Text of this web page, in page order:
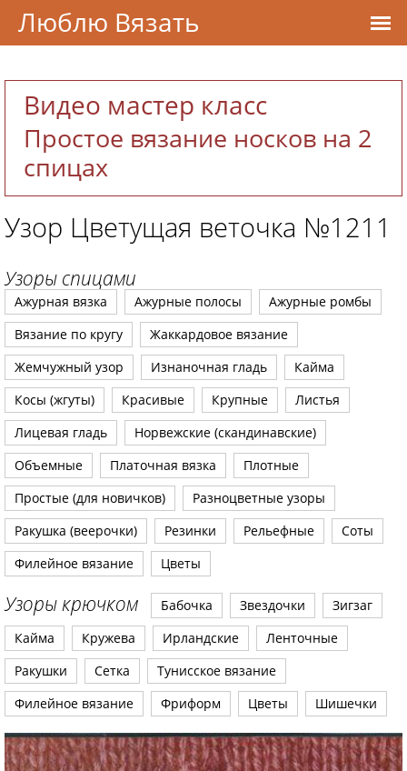
Видео мастер класс
Простое вязание носков на 2
спицах
Узор Цветущая веточка №1211
Узоры спицами
Ажурная вязка Ажурные полосы
Ажурные ромбы
Вязание по кругу
Жаккардовое вязание
Жемчужный узор
Изнаночная гладь
Кайма
Косы (жгуты)
Красивые Крупные
Листья
Лицевая гладь
Норвежские (скандинавские)
Объемные
Платочная вязка
Плотные
Простые (для новичков)
Разноцветные узоры
Ракушка (веерочки)
Резинки Рельефные
Соты
Филейное вязание
Цветы
Узоры крючком Бабочка Звездочки
Зигзаг
Кайма
Кружева Ирландские
Ленточные
Ракушки
Сетка
Тунисское вязание
Филейное вязание
Фриформ Цветы Шишечки
Люблю Вязать